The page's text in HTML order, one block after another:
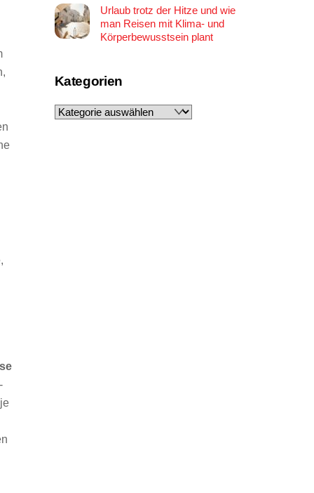
Urlaub trotz der Hitze und wie
man Reisen mit Klima- und
Körperbewusstsein plant
Kategorien
Kategorien